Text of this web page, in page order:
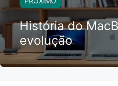
História do
evolução